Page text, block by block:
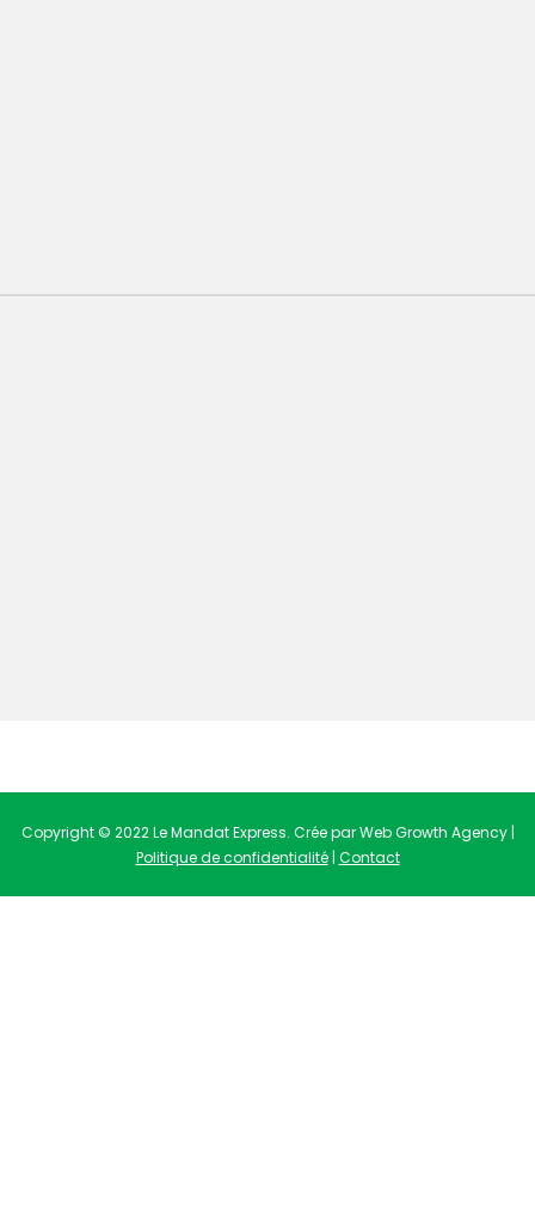
Copyright © 2022 Le Mandat Express. Crée par Web Growth Agency |
Politique de confidentialité| Contact